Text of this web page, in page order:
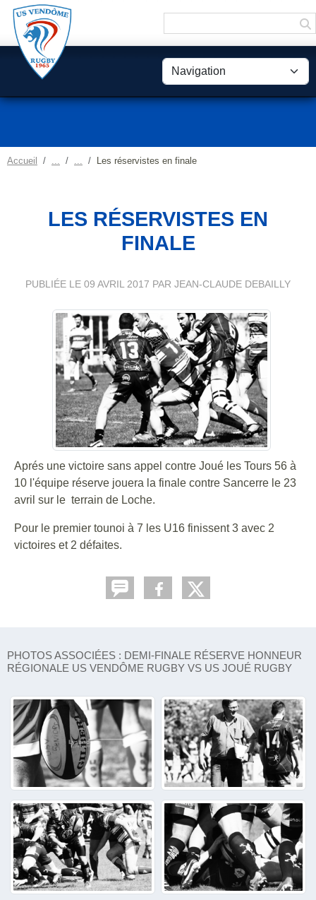
Accueil Les réservistes en finale
LES RÉSERVISTES EN
FINALE
PUBLIÉE LE 09 AVRIL 2017 PAR JEAN-CLAUDE DEBAILLY
Aprés une victoire sans appel contre Joué les Tours 56 à
10 l'équipe réserve jouera la finale contre Sancerre le 23
avril sur le terrain de Loche.
Pour le premier tounoi à 7 les U16 finissent 3 avec 2
victoires et 2 défaites.
PHOTOS ASSOCIÉES : DEMI-FINALE RÉSERVE HONNEUR
RÉGIONALE US VENDÔME RUGBY VS US JOUÉ RUGBY
Panneau de gestion des cookies